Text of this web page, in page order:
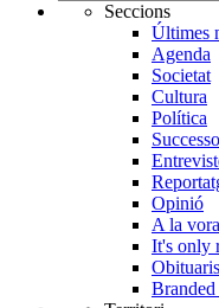
Seccions
Últimes
Agenda
Societat
Cultura
Política
Opinió
A la
It's only
Obituaris